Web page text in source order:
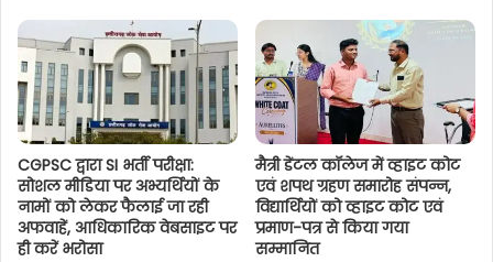
CGPSC द्वारा SI भर्ती परीक्षा:
सोशल मीडिया पर अभ्यर्थियों के
नामों को लेकर फैलाई जा रही
अफवाहें, आधिकारिक वेबसाइट पर
ही करें भरोसा
मैत्री डेंटल कॉलेज में व्हाइट कोट
एवं शपथ ग्रहण समारोह संपन्न,
विद्यार्थियों को व्हाइट कोट एवं
प्रमाण-पत्र से किया गया
सम्मानित